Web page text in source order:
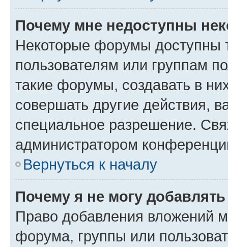
Почему мне недоступны
Некоторые форумы доступны
пользователям или группам
такие форумы, создавать в
совершать другие действия,
специальное разрешение.
администратором
Вернуться к началу
Почему я не могу
Право добавления вложений
форума, группы или